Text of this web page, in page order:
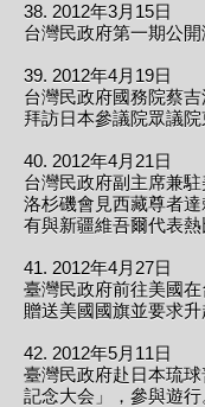
38. 2012年3月15日
台灣民政府第一期公開
39. 2012年4月19日
台灣民政府國務院蔡
拜訪日本參議院眾議院
40. 2012年4月21日
台灣民政府副主席兼
洛杉磯會見西藏尊者
有與新疆維吾爾代表熱
41. 2012年4月27日
臺灣民政府前往美國
贈送美國國旗並要求升
42. 2012年5月11日
臺灣民政府赴日本琉
記念大会」，參與遊行